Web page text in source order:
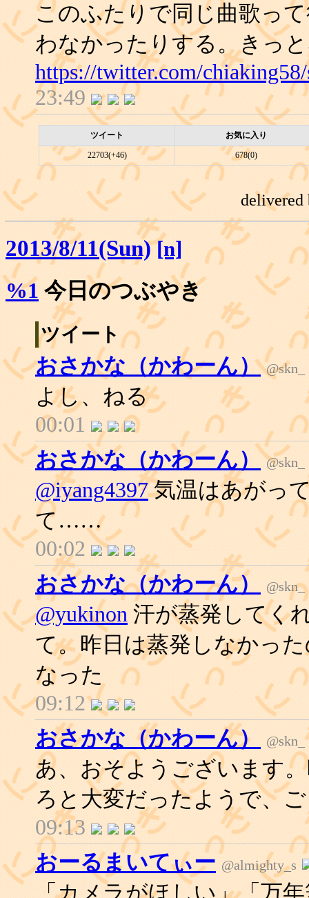
このふたりで同じ曲歌っ
わなかったりする。きっ
https://twitter.com/
23:49
ツイート お気に入り
22703(+46) 678(0)
2013/8/11(Sun) [n]
%1 今日のつぶやき
ツイート
おさかな（かわーん） @skn_
よし、ねる
00:01
おさかな（かわーん） @skn_
@iyang4397気温はあがっ
て……
00:02
おさかな（かわーん）
@skn_
@yukinon 汗が蒸発してく
て。昨日は蒸発しなかっ
なった
09:12
おさかな（かわーん）
@skn_
あ、おそようございます
ろと大変だったようで、
09:13
おーるまいてぃー @almighty_s
「カメラがほしい」「万